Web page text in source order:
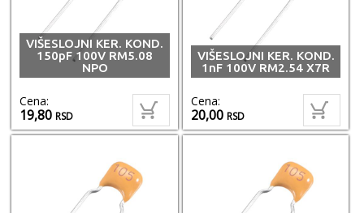
VIŠESLOJNI KER. KOND.
150pF 100V RM5.08
NPO
Cena:
19,80RSD
VIŠESLOJNI KER. KOND.
1nF 100V RM2.54 X7R
Cena:
20,00RSD